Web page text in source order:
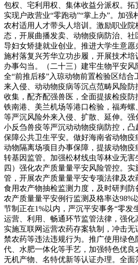
包权、宅利用权、集体收益分派权。拓
实现户政营业“零跑动”“掌上办”。加强
农村适用人才带头人培训。激励职业院
态，开展曲播发卖、动物疫病防治、
导妇女矫捷就业创业。推进大学生意
施村落复兴芳华立功步履，开展技术
办事勾当。（二十三）建牢生物平安风
全“前推后移”入琼动物前置检验区结合
来入侵、动动物疫病等沉点范畴风险
收集，配齐配强兽医，全面提拔检疫
铁南港、美兰机场等港口检验，福寿螺
等严沉风险外来入侵、扩散、延伸。强
小反刍兽疫等严沉动动物疫病防控，凸
保障公共卫生平安。做好海南省动物疫
动物隔离场项目办事保障，提拔动物疫
转基因监管。加强松材线虫等林业无
四）强化农产质量量平安风险管控。
管，开展农产质量量平安专项法律及农
食用农产物抽检监测力度，及时研判防
农产质量量平安例行监测及格率达98%
节制正在1%以内，严沉平安事务“零发
运营、利用、畅通环节监管法律，强化
实施互联网运营农药存案轨制，冲击
禁农药等违法违规行为。推广使用绿
代、水肥一体化等手艺，加强特色优良
无机产物、名特优新等认证办理。全